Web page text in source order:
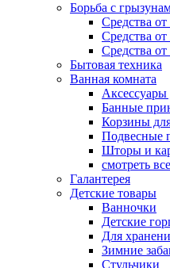
Борьба с
Средства
Средства
Средства
Бытовая техника
Ванная комната
Банные
Корзины
Подвесные
Шторы и
смотреть
Галантерея
Детские товары
Ванночки
Детские
Для
Зимние
Стульчики